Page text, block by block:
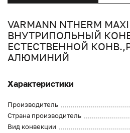
VARMANN NTHERM
ВНУТРИПОЛЬНЫЙ
ЕСТЕСТВЕННОЙ
АЛЮМИНИЙ
Характеристики
Производитель
Страна производитель
Вид конвекции